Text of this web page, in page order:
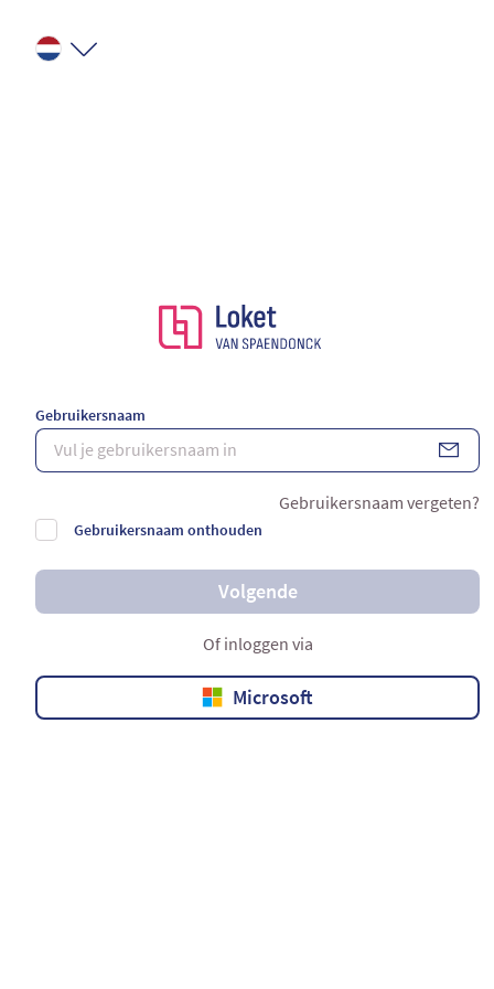
Gebruikersnaam
Gebruikersnaam vergeten?
Gebruikersnaam onthouden
Volgende
Of inloggen via
Microsoft